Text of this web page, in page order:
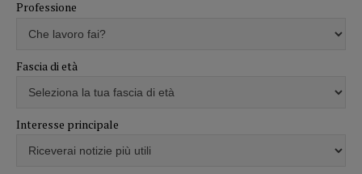
Professione
Fascia di età
Interesse principale